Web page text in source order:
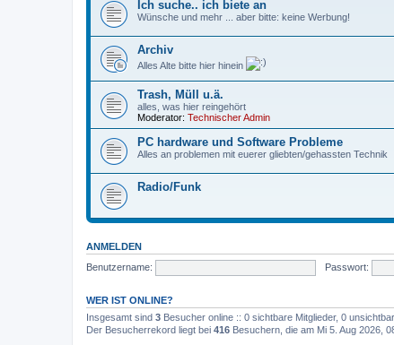
Ich suche.. ich biete an
Wünsche und mehr ... aber bitte: keine Werbung!
Archiv
Alles Alte bitte hier hinein
Trash, Müll u.ä.
alles, was hier reingehört
Moderator: Technischer Admin
PC hardware und Software Probleme
Alles an problemen mit euerer gliebten/gehassten Technik
Radio/Funk
ANMELDEN
Benutzername:
Passwort:
WER IST ONLINE?
Insgesamt sind 3 Besucher online :: 0 sichtbare Mitglieder, 0
Der Besucherrekord liegt bei 416 Besuchern, die am Mi 5. Aug 2026,